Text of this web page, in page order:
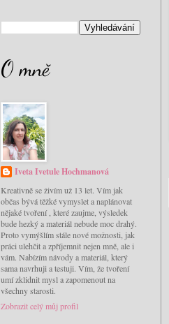
O mně
Iveta Ivetule Hochmanová
Kreativně se živím už 13 let. Vím jak
občas bývá těžké vymyslet a naplánovat
nějaké tvoření , které zaujme, výsledek
bude hezký a materiál nebude moc drahý.
Proto vymýšlím stále nové možnosti, jak
práci ulehčit a zpříjemnit nejen mně, ale i
vám. Nabízím návody a materiál, který
sama navrhuji a testuji. Vím, že tvoření
umí zklidnit mysl a zapomenout na
všechny starosti.
Zobrazit celý můj profil